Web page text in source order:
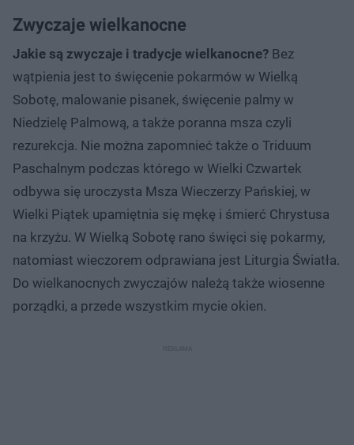
Zwyczaje wielkanocne
Jakie są zwyczaje i tradycje wielkanocne? Bez
wątpienia jest to święcenie pokarmów w Wielką
Sobotę, malowanie pisanek, święcenie palmy w
Niedzielę Palmową, a także poranna msza czyli
rezurekcja. Nie można zapomnieć także o Triduum
Paschalnym podczas którego w Wielki Czwartek
odbywa się uroczysta Msza Wieczerzy Pańskiej, w
Wielki Piątek upamiętnia się mękę i śmierć Chrystusa
na krzyżu. W Wielką Sobotę rano święci się pokarmy,
natomiast wieczorem odprawiana jest Liturgia Światła.
Do wielkanocnych zwyczajów należą także wiosenne
porządki, a przede wszystkim mycie okien.